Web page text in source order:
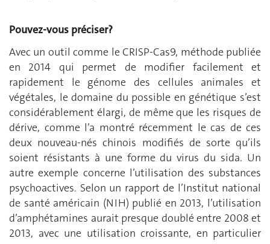
Pouvez-vous préciser?
Avec un outil comme le CRISP-Cas9, méthode publiée
en 2014 qui permet de modifier facilement et
rapidement le génome des cellules animales et
végétales, le domaine du possible en génétique s’est
considérablement élargi, de même que les risques de
dérive, comme l’a montré récemment le cas de ces
deux nouveau-nés chinois modifiés de sorte qu’ils
soient résistants à une forme du virus du sida. Un
autre exemple concerne l’utilisation des substances
psychoactives. Selon un rapport de l’Institut national
de santé américain (NIH) publié en 2013, l’utilisation
d’amphétamines aurait presque doublé entre 2008 et
2013, avec une utilisation croissante, en particulier